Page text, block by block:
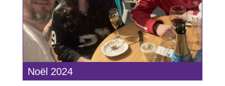
Noël 2024